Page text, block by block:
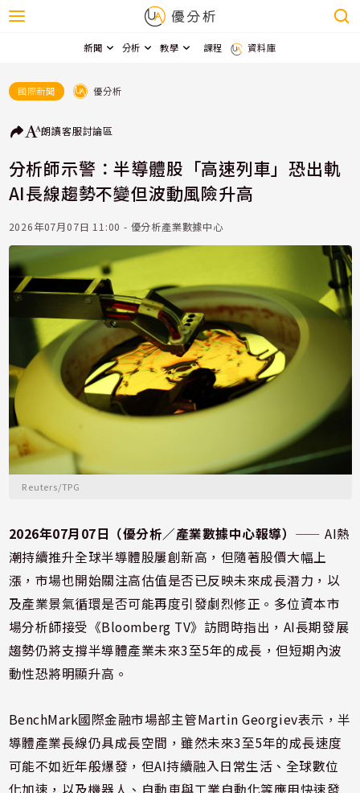
新聞 分析 教學 課程 資料庫
國際新聞 優分析
朗讀客服討論區
分析師示警：半導體股「高速列車」恐出軌
AI長線趨勢不變但波動風險升高
2026年07月07日 11:00 - 優分析產業數據中心
Reuters/TPG
2026年07月07日（優分析／產業數據中心報導） ⸺ AI熱
潮持續推升全球半導體股屢創新高，但隨著股價大幅上
漲，市場也開始關注高估值是否已反映未來成長潛力，以
及產業景氣循環是否可能再度引發劇烈修正。多位資本市
場分析師接受《Bloomberg TV》訪問時指出，AI長期發展
趨勢仍將支撐半導體產業未來3至5年的成長，但短期內波
動性恐將明顯升高。
BenchMark國際金融市場部主管Martin Georgiev表示，半
導體產業長線仍具成長空間，雖然未來3至5年的成長速度
可能不如近年般爆發，但AI持續融入日常生活、全球數位